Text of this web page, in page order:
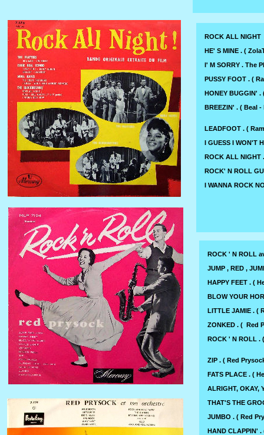
ROCK ALL NIGHT
HE' S MINE . (
I' M SORRY . The
PUSSY FOOT . (
HONEY BUGGIN' .
BREEZIN' . ( Beal
LEADFOOT . (
I GUESS I WON'T
ROCK ALL NIGHT
ROCK' N ROLL
I WANNA ROCK
ROCK ' N ROLL
JUMP , RED ,
HAPPY FEET . (
BLOW YOUR
LITTLE JAMIE . (
ZONKED . ( Red
ROCK ' N ROLL .
ZIP . ( Red
FATS PLACE . (
ALRIGHT, OKAY,
THAT'S THE
JUMBO . ( Red
HAND CLAPPIN'